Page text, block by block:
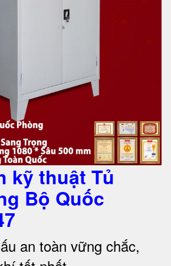
kỹ thuật Tủ
Bộ Quốc
an toàn vững chắc,